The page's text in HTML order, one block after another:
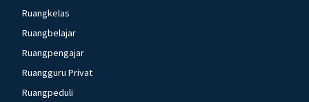
Ruangkelas
Ruangbelajar
Ruangpengajar
Ruangguru Privat
Ruangpeduli